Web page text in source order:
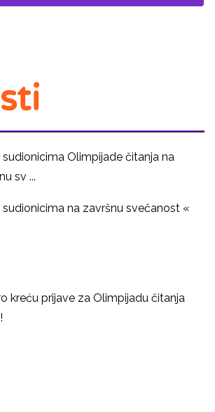
sudionicima Olimpijade čitanja na
sv ...
sudionicima na završnu svečanost «
kreću prijave za Olimpijadu čitanja